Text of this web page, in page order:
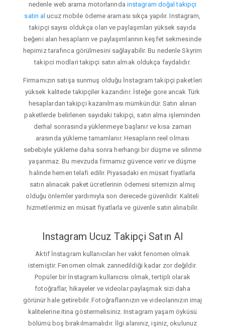
nedenle web arama motorlarında instagram doğal takipçi
satın al ucuz mobile ödeme araması sıkça yapılır. Instagram,
takipçi sayısı oldukça olan ve paylaşımları yüksek sayıda
beğeni alan hesapların ve paylaşımlarının keşfet sekmesinde
hepimiz tarafınca görülmesini sağlayabilir. Bu nedenle Skyrim
takipci modlari takipçi satın almak oldukça faydalıdır.
Firmamızın satışa sunmuş olduğu İnstagram takipçi paketleri
yüksek kalitede takipçiler kazandırır. İsteğe gore ancak Türk
hesaplardan takipçi kazanılması mümkündür. Satın alınan
paketlerde belirlenen sayıdaki takipçi, satın alma işleminden
derhal sonrasında yüklenmeye başlanır ve kısa zaman
arasında yükleme tamamlanır. Hesapların reel olması
sebebiyle yükleme daha sonra herhangi bir düşme ve silinme
yaşanmaz. Bu mevzuda firmamız güvence verir ve düşme
halinde hemen telafi edilir. Piyasadaki en müsait fiyatlarla
satın alınacak paket ücretlerinin ödemesi sitemizin almış
olduğu önlemler yardımıyla son derecede güvenlidir. Kaliteli
hizmetlerimiz en müsait fiyatlarla ve güvenle satın alınabilir.
Instagram Ucuz Takipçi Satın Al
Aktif İnstagram kullanıcıları her vakit fenomen olmak
istemiştir. Fenomen olmak zannedildiği kadar zor değildir.
Popüler bir İnstagram kullanıcısı olmak, tertipli olarak
fotoğraflar, hikayeler ve videolar paylaşmak sizi daha
görünür hale getirebilir. Fotoğraflarınızın ve videolarınızın imaj
kalitelerine itina göstermelisiniz. Instagram yaşam öyküsü
bölümü boş bırakılmamalıdır. İlgi alanınız, işiniz, okulunuz